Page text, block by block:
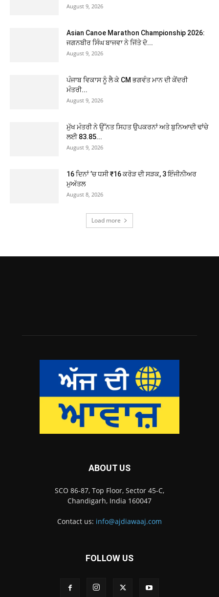
August 9, 2026
Asian Canoe Marathon Championship 2026:
ਜਗਨਬੀਰ ਸਿੰਘ ਬਾਜਵਾ ਨੇ ਜਿੱਤੇ ਦੋ...
August 9, 2026
ਪੰਜਾਬ ਵਿਕਾਸ ਨੂੰ ਲੈ ਕੇ CM ਭਗਵੰਤ ਮਾਨ ਦੀ ਕੇਂਦਰੀ
ਮੰਤਰੀ...
August 9, 2026
ਮੁੱਖ ਮੰਤਰੀ ਨੇ ਉੱਨਤ ਸਿਹਤ ਉਪਕਰਨਾਂ ਅਤੇ ਬੁਨਿਆਦੀ ਢਾਂਚੇ
ਲਈ 83.85...
August 9, 2026
16 ਦਿਨਾਂ ’ਚ ਧਸੀ ₹16 ਕਰੋੜ ਦੀ ਸੜਕ, 3 ਇੰਜੀਨੀਅਰ
ਮੁਅੱਤਲ
August 8, 2026
Load more
ABOUT US
SCO 86-87, Top Floor, Sector 45-C,
Chandigarh, India 160047
Contact us: info@ajdiawaaj.com
FOLLOW US